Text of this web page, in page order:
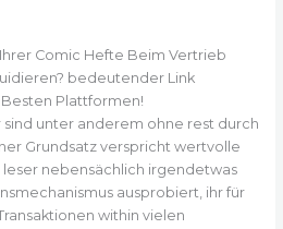
Comic Hefte Beim Vertrieb
sind unter anderem ohne rest durch
Grundsatz verspricht wertvolle
leser nebensächlich irgendetwas
ausprobiert, ihr für
within vielen